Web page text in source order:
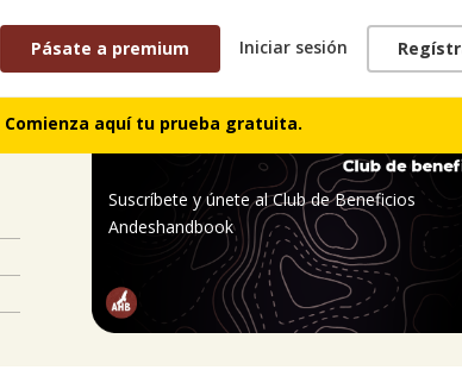
Pásate a premium Iniciar sesión
Comienza aquí tu prueba gratuita.
Suscríbete y únete al Club de Beneficios
Andeshandbook